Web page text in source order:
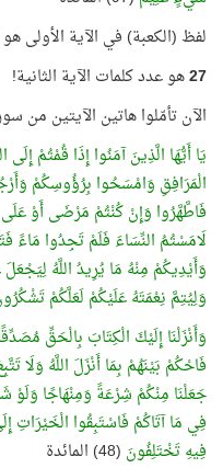
لفظ (الكعبة) في الآية الأولى
27هو عدد كلمات الآية الثانية!
الآن تأمّلوا هاتين الآيتين من
يَا أَيُّهَا الَّذِينَ آمَنُوا إِذَا قُمْتُمْ
الْمَرَافِقِ وَامْسَحُوا بِرُؤُوسِكُمْ
فَاطَّهَّرُوا وَإِنْ كُنْتُمْ مَرْضَى أَوْ
لَامَسْتُمُ النِّسَاءَ فَلَمْ تَجِدُوا مَاءً
وَأَيْدِيكُمْ مِنْهُ مَا يُرِيدُ اللَّهُ
وَلِيُتِمَّ نِعْمَتَهُ عَلَيْكُمْ لَعَلَّكُمْ
وَأَنْزَلْنَا إِلَيْكَ الْكِتَابَ بِالْحَقِّ
فَاحْكُمْ بَيْنَهُمْ بِمَا أَنْزَلَ اللَّهُ
جَعَلْنَا مِنْكُمْ شِرْعَةً وَمِنْهَاجًا وَلَوْ
فِي مَا آتَاكُمْ فَاسْتَبِقُوا الْخَيْرَاتِ
فِيهِ تَخْتَلِفُونَ (48) المائدة